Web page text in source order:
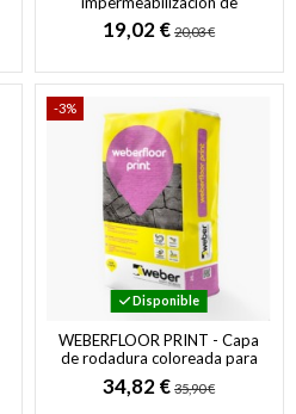
estructuras de hormigón y
mampostería
19,02 €20,03 €
-3%
Disponible
WEBERFLOOR PRINT - Capa
de rodadura coloreada para
hormigón impreso
34,82 €35,90 €